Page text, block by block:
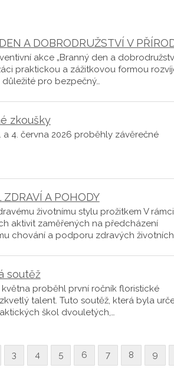
A DOBRODRUŽSTVÍ V
akce „Branný den a
praktickou a zážitkovou formou
pro bezpečný…
zkoušky
a 4. června 2026 proběhly závěrečné
ZDRAVÍ A POHODY
životnímu stylu prožitkem V rámci
aktivit zaměřených na předcházení
chování a podporu zdravých
soutěž
května proběhl první ročník floristické
talent. Tuto soutěž, která byla
škol dvouletých,…
3 4 5 6 7 8 9